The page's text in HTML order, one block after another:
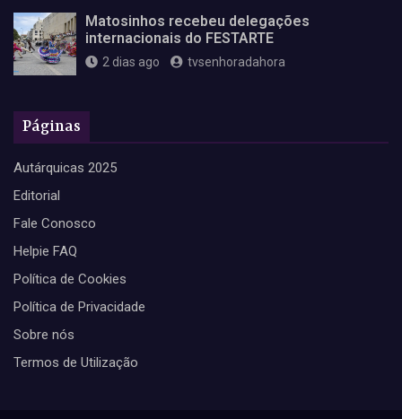
Matosinhos recebeu delegações
internacionais do FESTARTE
2 dias ago tvsenhoradahora
Páginas
Autárquicas 2025
Editorial
Fale Conosco
Helpie FAQ
Política de Cookies
Política de Privacidade
Sobre nós
Termos de Utilização